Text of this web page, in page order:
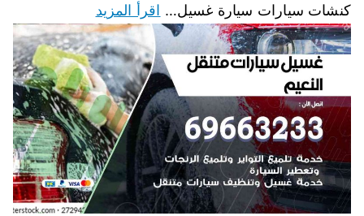
كنشات سيارات سيارة غسيل… اقرأ المزيد